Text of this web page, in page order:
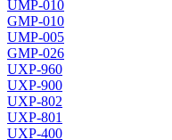
UMP-010
GMP-010
UMP-005
GMP-026
UXP-960
UXP-900
UXP-802
UXP-801
UXP-400